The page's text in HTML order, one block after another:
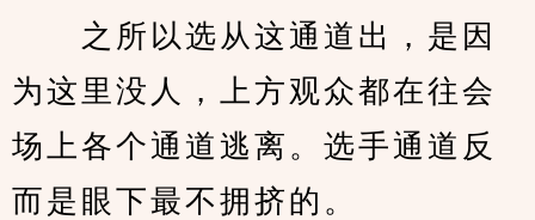
之所以选从这通道出，是因
为这里没人，上方观众都在往会
场上各个通道逃离。选手通道反
而是眼下最不拥挤的。